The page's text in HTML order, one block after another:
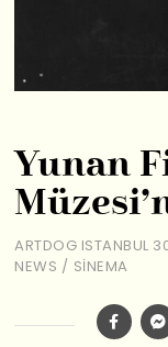
Yunan
ARTDOG ISTANBUL
NEWS / SINEMA